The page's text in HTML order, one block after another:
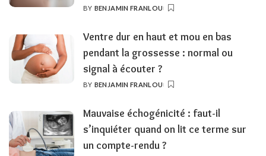
POSTED
BY BENJAMIN FRANLOU
Ventre dur en haut et mou en bas
pendant la grossesse : normal ou
signal à écouter ?
POSTED
BY BENJAMIN FRANLOU
Mauvaise échogénicité : faut-il
s’inquiéter quand on lit ce terme sur
un compte-rendu ?